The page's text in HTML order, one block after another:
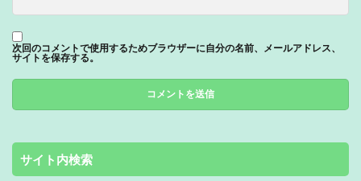
次回のコメントで使用するためブラウザーに自分の名前、メールアドレス、
サイトを保存する。
サイト内検索